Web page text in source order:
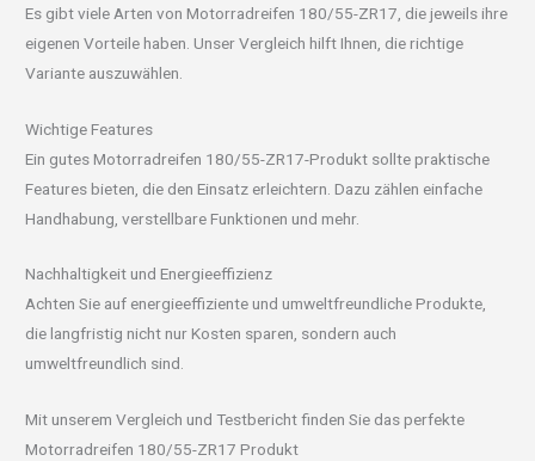
Es gibt viele Arten von Motorradreifen 180/55-ZR17, die jeweils ihre
eigenen Vorteile haben. Unser Vergleich hilft Ihnen, die richtige
Variante auszuwählen.
Wichtige Features
Ein gutes Motorradreifen 180/55-ZR17-Produkt sollte praktische
Features bieten, die den Einsatz erleichtern. Dazu zählen einfache
Handhabung, verstellbare Funktionen und mehr.
Nachhaltigkeit und Energieeffizienz
Achten Sie auf energieeffiziente und umweltfreundliche Produkte,
die langfristig nicht nur Kosten sparen, sondern auch
umweltfreundlich sind.
Mit unserem Vergleich und Testbericht finden Sie das perfekte
Motorradreifen 180/55-ZR17 Produkt